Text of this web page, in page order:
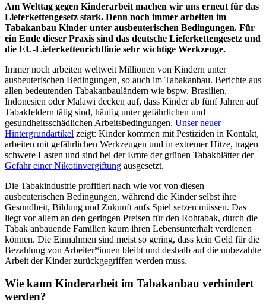
Am Welttag gegen Kinderarbeit machen wir uns erneut für das
Lieferkettengesetz stark. Denn noch immer arbeiten im
Tabakanbau Kinder unter ausbeuterischen Bedingungen. Für
ein Ende dieser Praxis sind das deutsche Lieferkettengesetz und
die EU-Lieferkettenrichtlinie sehr wichtige Werkzeuge.
Immer noch arbeiten weltweit Millionen von Kindern unter
ausbeuterischen Bedingungen, so auch im Tabakanbau. Berichte aus
allen bedeutenden Tabakanbauländern wie bspw. Brasilien,
Indonesien oder Malawi decken auf, dass Kinder ab fünf Jahren auf
Tabakfeldern tätig sind, häufig unter gefährlichen und
gesundheitsschädlichen Arbeitsbedingungen. Unser neuer
Hintergrundartikel zeigt: Kinder kommen mit Pestiziden in Kontakt,
arbeiten mit gefährlichen Werkzeugen und in extremer Hitze, tragen
schwere Lasten und sind bei der Ernte der grünen Tabakblätter der
Gefahr einer Nikotinvergiftung ausgesetzt.
Die Tabakindustrie profitiert nach wie vor von diesen
ausbeuterischen Bedingungen, während die Kinder selbst ihre
Gesundheit, Bildung und Zukunft aufs Spiel setzen müssen. Das
liegt vor allem an den geringen Preisen für den Rohtabak, durch die
Tabak anbauende Familien kaum ihren Lebensunterhalt verdienen
können. Die Einnahmen sind meist so gering, dass kein Geld für die
Bezahlung von Arbeiter*innen bleibt und deshalb auf die unbezahlte
Arbeit der Kinder zurückgegriffen werden muss.
Wie kann Kinderarbeit im Tabakanbau verhindert
werden?